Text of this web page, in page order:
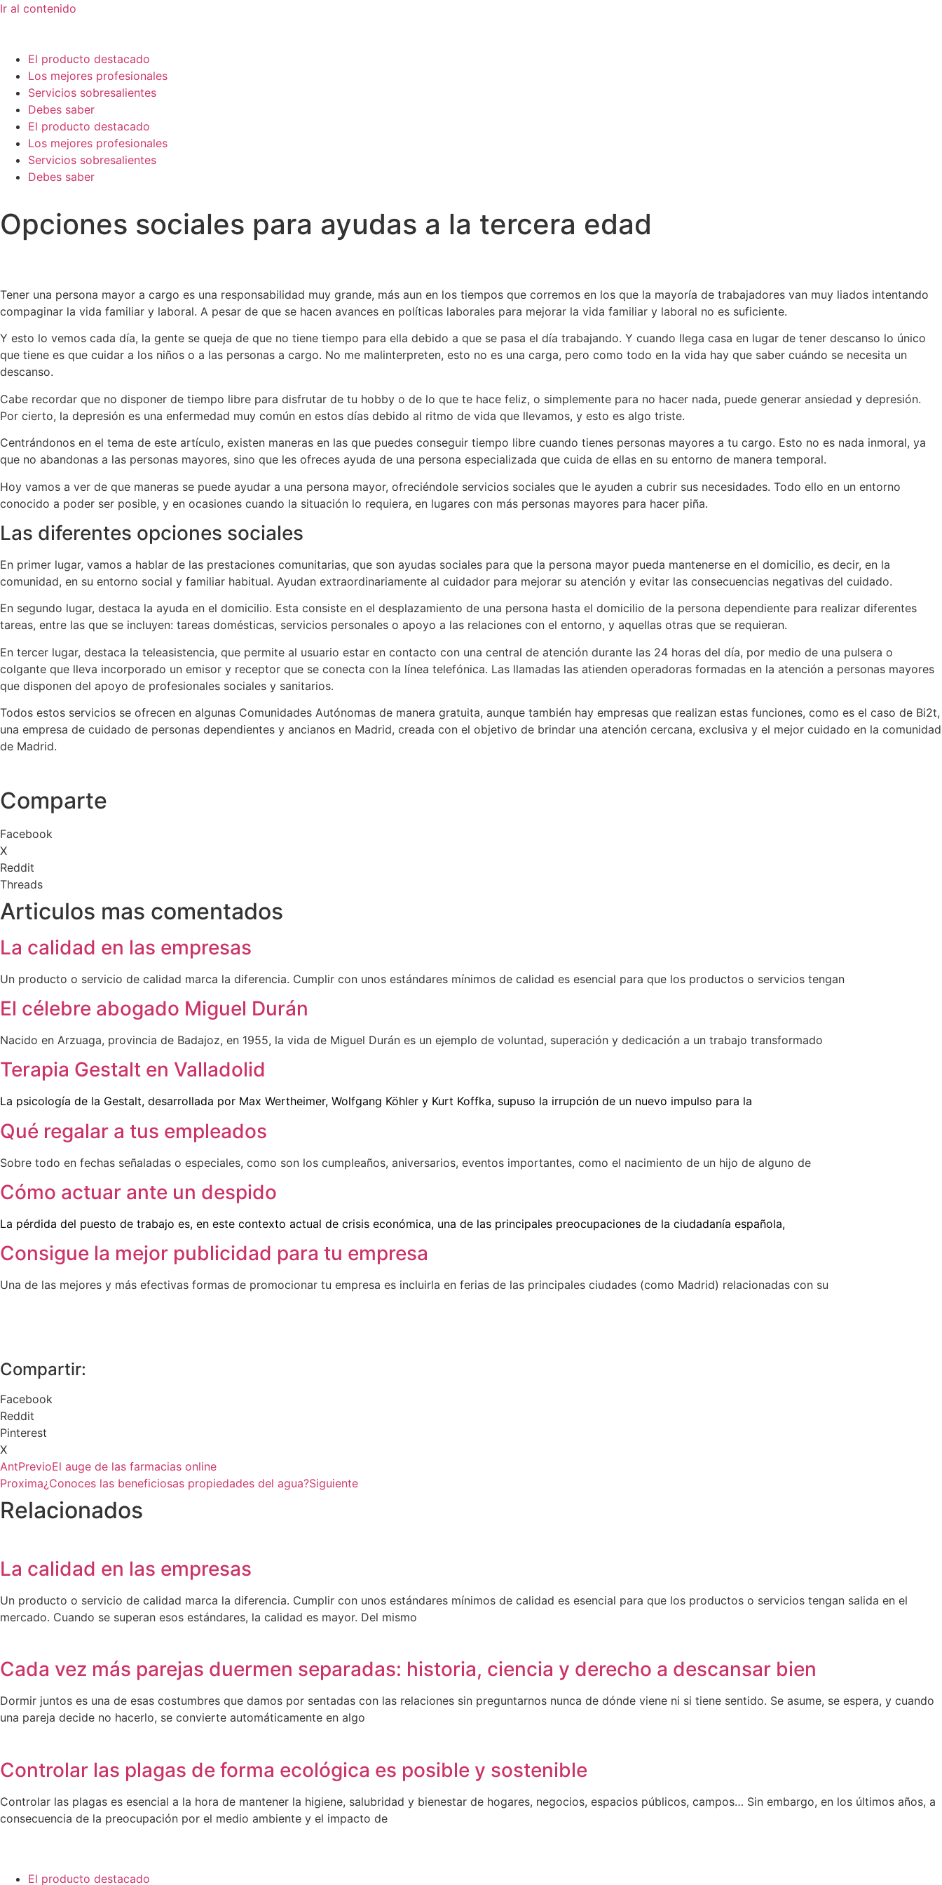
Ir al contenido
El producto destacado
Los mejores profesionales
Servicios sobresalientes
Debes saber
El producto destacado
Los mejores profesionales
Servicios sobresalientes
Debes saber
Opciones sociales para ayudas a la tercera edad
Tener una persona mayor a cargo es una responsabilidad muy grande, más aun en los tiempos que corremos en los que la mayoría de trabajadores van muy liados intentando
compaginar la vida familiar y laboral. A pesar de que se hacen avances en políticas laborales para mejorar la vida familiar y laboral no es suficiente.
Y esto lo vemos cada día, la gente se queja de que no tiene tiempo para ella debido a que se pasa el día trabajando. Y cuando llega casa en lugar de tener descanso lo único
que tiene es que cuidar a los niños o a las personas a cargo. No me malinterpreten, esto no es una carga, pero como todo en la vida hay que saber cuándo se necesita un
descanso.
Cabe recordar que no disponer de tiempo libre para disfrutar de tu hobby o de lo que te hace feliz, o simplemente para no hacer nada, puede generar ansiedad y depresión.
Por cierto, la depresión es una enfermedad muy común en estos días debido al ritmo de vida que llevamos, y esto es algo triste.
Centrándonos en el tema de este artículo, existen maneras en las que puedes conseguir tiempo libre cuando tienes personas mayores a tu cargo. Esto no es nada inmoral, ya
que no abandonas a las personas mayores, sino que les ofreces ayuda de una persona especializada que cuida de ellas en su entorno de manera temporal.
Hoy vamos a ver de que maneras se puede ayudar a una persona mayor, ofreciéndole servicios sociales que le ayuden a cubrir sus necesidades. Todo ello en un entorno
conocido a poder ser posible, y en ocasiones cuando la situación lo requiera, en lugares con más personas mayores para hacer piña.
Las diferentes opciones sociales
En primer lugar, vamos a hablar de las prestaciones comunitarias, que son ayudas sociales para que la persona mayor pueda mantenerse en el domicilio, es decir, en la
comunidad, en su entorno social y familiar habitual. Ayudan extraordinariamente al cuidador para mejorar su atención y evitar las consecuencias negativas del cuidado.
En segundo lugar, destaca la ayuda en el domicilio. Esta consiste en el desplazamiento de una persona hasta el domicilio de la persona dependiente para realizar diferentes
tareas, entre las que se incluyen: tareas domésticas, servicios personales o apoyo a las relaciones con el entorno, y aquellas otras que se requieran.
En tercer lugar, destaca la teleasistencia, que permite al usuario estar en contacto con una central de atención durante las 24 horas del día, por medio de una pulsera o
colgante que lleva incorporado un emisor y receptor que se conecta con la línea telefónica. Las llamadas las atienden operadoras formadas en la atención a personas mayores
que disponen del apoyo de profesionales sociales y sanitarios.
Todos estos servicios se ofrecen en algunas Comunidades Autónomas de manera gratuita, aunque también hay empresas que realizan estas funciones, como es el caso de Bi2t,
una empresa de cuidado de personas dependientes y ancianos en Madrid, creada con el objetivo de brindar una atención cercana, exclusiva y el mejor cuidado en la comunidad
de Madrid.
Comparte
Facebook
X
Reddit
Threads
Articulos mas comentados
La calidad en las empresas
Un producto o servicio de calidad marca la diferencia. Cumplir con unos estándares mínimos de calidad es esencial para que los productos o servicios tengan
El célebre abogado Miguel Durán
Nacido en Arzuaga, provincia de Badajoz, en 1955, la vida de Miguel Durán es un ejemplo de voluntad, superación y dedicación a un trabajo transformado
Terapia Gestalt en Valladolid
La psicología de la Gestalt, desarrollada por Max Wertheimer, Wolfgang Köhler y Kurt Koffka, supuso la irrupción de un nuevo impulso para la
Qué regalar a tus empleados
Sobre todo en fechas señaladas o especiales, como son los cumpleaños, aniversarios, eventos importantes, como el nacimiento de un hijo de alguno de
Cómo actuar ante un despido
La pérdida del puesto de trabajo es, en este contexto actual de crisis económica, una de las principales preocupaciones de la ciudadanía española,
Consigue la mejor publicidad para tu empresa
Una de las mejores y más efectivas formas de promocionar tu empresa es incluirla en ferias de las principales ciudades (como Madrid) relacionadas con su
Compartir:
Facebook
Reddit
Pinterest
X
AntPrevioEl auge de las farmacias online
Proxima¿Conoces las beneficiosas propiedades del agua?Siguiente
Relacionados
La calidad en las empresas
Un producto o servicio de calidad marca la diferencia. Cumplir con unos estándares mínimos de calidad es esencial para que los productos o servicios tengan salida en el
mercado. Cuando se superan esos estándares, la calidad es mayor. Del mismo
Cada vez más parejas duermen separadas: historia, ciencia y derecho a descansar bien
Dormir juntos es una de esas costumbres que damos por sentadas con las relaciones sin preguntarnos nunca de dónde viene ni si tiene sentido. Se asume, se espera, y cuando
una pareja decide no hacerlo, se convierte automáticamente en algo
Controlar las plagas de forma ecológica es posible y sostenible
Controlar las plagas es esencial a la hora de mantener la higiene, salubridad y bienestar de hogares, negocios, espacios públicos, campos… Sin embargo, en los últimos años, a
consecuencia de la preocupación por el medio ambiente y el impacto de
El producto destacado